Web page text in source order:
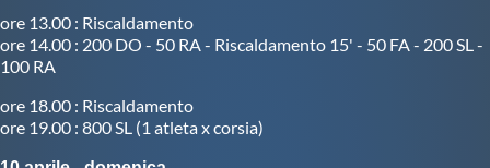
Propaganda
Centri Federali
ore 13.00 : Riscaldamento
ore 14.00 : 200 DO - 50 RA - Riscaldamento 15' - 50 FA - 200 SL -
100 RA
ore 18.00 : Riscaldamento
ore 19.00 : 800 SL (1 atleta x corsia)